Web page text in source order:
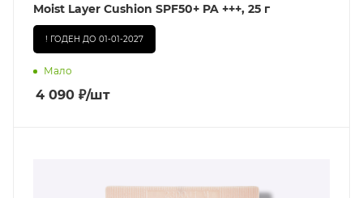
Moist Layer Cushion SPF50+ PA +++, 25 г
! ГОДЕН ДО 01-01-2027
Мало
4 090 ₽/шт